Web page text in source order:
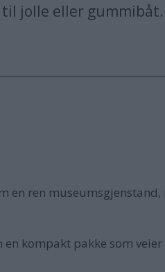
jolle eller gummibåt.
en ren
en kompakt pakke som